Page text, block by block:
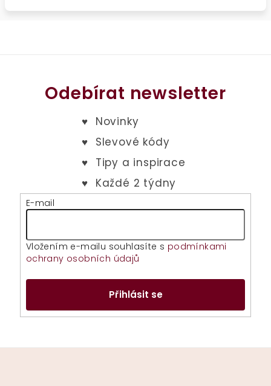
Odebírat newsletter
E-mail
Vložením e-mailu souhlasíte s podmínkami
ochrany osobních údajů
Přihlásit se